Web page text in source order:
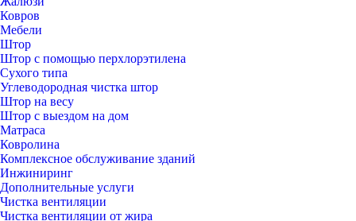
Ковров
Мебели
Штор
Штор с помощью перхлорэтилена
Сухого типа
Углеводородная чистка штор
Штор на весу
Штор с выездом на дом
Матраса
Ковролина
Комплексное обслуживание зданий
Инжиниринг
Дополнительные услуги
Чистка вентиляции
Чистка вентиляции от жира